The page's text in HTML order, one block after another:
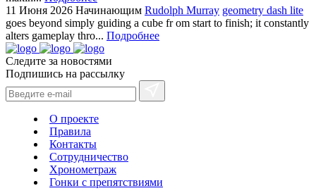
11 Июня 2026 Начинающим Rudolph Murray geometry dash lite
goes beyond simply guiding a cube fr om start to finish; it constantly
alters gameplay thro... Подробнее
Следите за новостями
Подпишись на рассылку
О проекте
Правила
Контакты
Сотрудничество
Хронометраж
Гонки с препятствиями